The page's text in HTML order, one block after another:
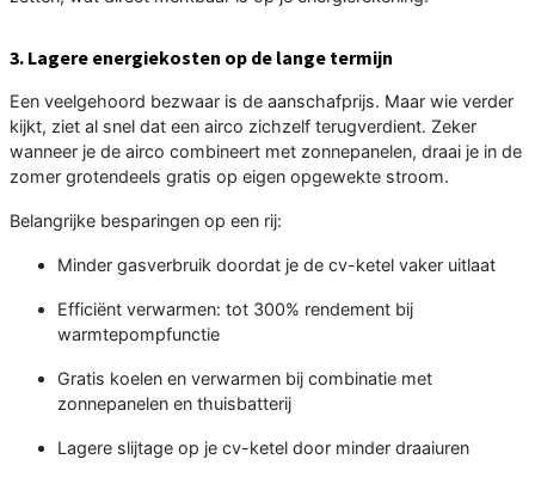
3. Lagere energiekosten op de lange termijn
Een veelgehoord bezwaar is de aanschafprijs. Maar wie verder
kijkt, ziet al snel dat een airco zichzelf terugverdient. Zeker
wanneer je de airco combineert met zonnepanelen, draai je in de
zomer grotendeels gratis op eigen opgewekte stroom.
Belangrijke besparingen op een rij:
Minder gasverbruik doordat je de cv-ketel vaker uitlaat
Efficiënt verwarmen: tot 300% rendement bij
warmtepompfunctie
Gratis koelen en verwarmen bij combinatie met
zonnepanelen en thuisbatterij
Lagere slijtage op je cv-ketel door minder draaiuren